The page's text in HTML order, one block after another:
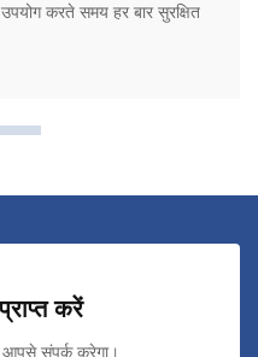
करते समय हर बार सुरक्षित
करें
आपसे संपर्क करेगा।